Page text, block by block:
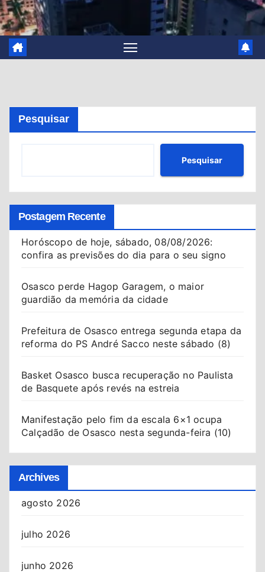
Pesquisar
Pesquisar
Postagem Recente
Horóscopo de hoje, sábado, 08/08/2026:
confira as previsões do dia para o seu signo
Osasco perde Hagop Garagem, o maior
guardião da memória da cidade
Prefeitura de Osasco entrega segunda etapa da
reforma do PS André Sacco neste sábado (8)
Basket Osasco busca recuperação no Paulista
de Basquete após revés na estreia
Manifestação pelo fim da escala 6×1 ocupa
Calçadão de Osasco nesta segunda-feira (10)
Archives
agosto 2026
julho 2026
junho 2026